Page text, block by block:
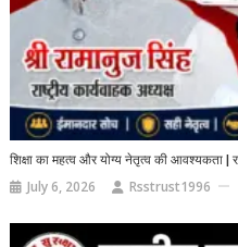
शिक्षा का महत्व और योग्य नेतृत्व की आवश्यकता |
July 6, 2026 Rsstrust1996